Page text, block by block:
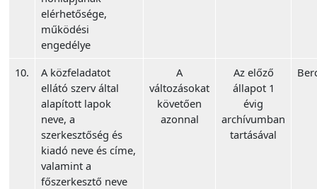
elérhetősége,
működési
engedélye
10.
A közfeladatot
ellátó szerv által
alapított lapok
neve, a
szerkesztőség és
kiadó neve és címe,
valamint a
főszerkesztő neve
A
változásokat
követően
azonnal
Az előző
állapot 1
évig
archívumban
tartásával